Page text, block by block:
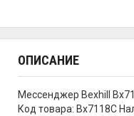
ОПИСАНИЕ
Мессенджер Bexhill
Код товара: Bx7118C